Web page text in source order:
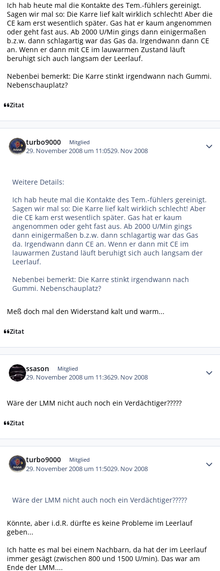
Ich hab heute mal die Kontakte des Tem.-fühlers gereinigt.
Sagen wir mal so: Die Karre lief kalt wirklich schlecht! Aber die
CE kam erst wesentlich später. Gas hat er kaum angenommen
oder geht fast aus. Ab 2000 U/Min gings dann einigermaßen
b.z.w. dann schlagartig war das Gas da. Irgendwann dann CE
an. Wenn er dann mit CE im lauwarmen Zustand läuft
beruhigt sich auch langsam der Leerlauf.
Nebenbei bemerkt: Die Karre stinkt irgendwann nach Gummi.
Nebenschauplatz?
Zitat
turbo9000 Mitglied
29. November 2008 um 11:0529. Nov 2008
Weitere Details:
Ich hab heute mal die Kontakte des Tem.-fühlers gereinigt.
Sagen wir mal so: Die Karre lief kalt wirklich schlecht! Aber
die CE kam erst wesentlich später. Gas hat er kaum
angenommen oder geht fast aus. Ab 2000 U/Min gings
dann einigermaßen b.z.w. dann schlagartig war das Gas
da. Irgendwann dann CE an. Wenn er dann mit CE im
lauwarmen Zustand läuft beruhigt sich auch langsam der
Leerlauf.
Nebenbei bemerkt: Die Karre stinkt irgendwann nach
Gummi. Nebenschauplatz?
Meß doch mal den Widerstand kalt und warm...
Zitat
ssason Mitglied
29. November 2008 um 11:3629. Nov 2008
Wäre der LMM nicht auch noch ein Verdächtiger?????
Zitat
turbo9000 Mitglied
29. November 2008 um 11:5029. Nov 2008
Wäre der LMM nicht auch noch ein Verdächtiger?????
Könnte, aber i.d.R. dürfte es keine Probleme im Leerlauf
geben...
Ich hatte es mal bei einem Nachbarn, da hat der im Leerlauf
immer gesägt (zwischen 800 und 1500 U/min). Das war am
Ende der LMM....